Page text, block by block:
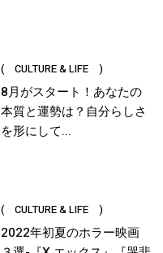
( CULTURE & LIFE )
8月がスタート！あなたの
本質と運勢は？自分らしさ
を形にして...
( CULTURE & LIFE )
2022年初夏のホラー映画